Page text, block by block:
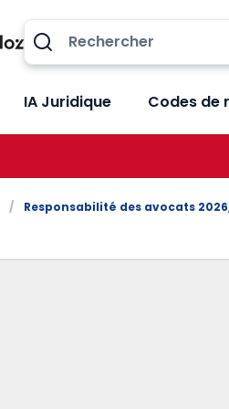
IA Juridique Codes de
/ Responsabilité des avocats